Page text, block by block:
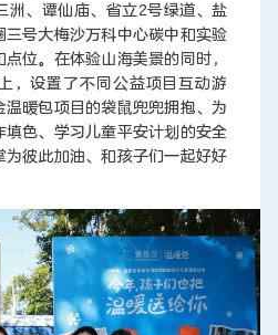
洲、谭仙庙、省立2号绿道、盐
号大梅沙万科中心碳中和实验
位。在体验山海美景的同时，
，设置了不同公益项目互动游
暖包项目的袋鼠兜兜拥抱、为
色、学习儿童平安计划的安全
彼此加油、和孩子们一起好好